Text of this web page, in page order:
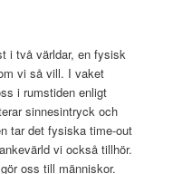
i två världar, en fysisk
vi så vill. I vaket
i rumstiden enligt
sinnesintryck och
tar det fysiska time-out
vi också tillhör.
oss till människor.